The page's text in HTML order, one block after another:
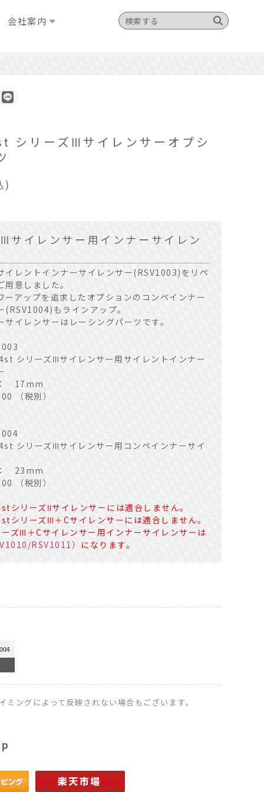
会社案内
シリーズⅢサイレンサーオプシ
)
サイレンサー用インナーサイレン
イレントインナーサイレンサー(RSV1003)をリペ
用意しました。
ーアップを追求したオプションのコンペインナー
(RSV1004)もラインアップ。
イレンサーはレーシングパーツです。
シリーズⅢサイレンサー用サイレントインナー
17mm
（税別）
シリーズⅢサイレンサー用コンペインナーサイ
23mm
（税別）
シリーズⅡサイレンサーには適合しません。
シリーズⅢ＋Cサイレンサーには適合しません。
ズⅢ＋Cサイレンサー用インナーサイレンサーは
RSV1011）になります。
ングによって反映されない場合もございます。